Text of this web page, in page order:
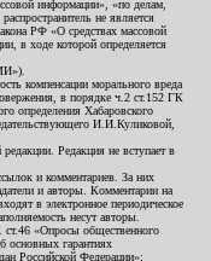
информации», «по делам,
не является
РФ «О средствах массовой
в ходе которой определяется
компенсации морального вреда
в порядке ч.2 ст.152 ГК
определения Хабаровского
И.И.Куликовой,
Редакция не вступает в
и комментариев. За них
и авторы. Комментарии на
в электронное периодическое
несут авторы.
ст.46 «Опросы общественного
основных гарантиях
Российской Федерации»;